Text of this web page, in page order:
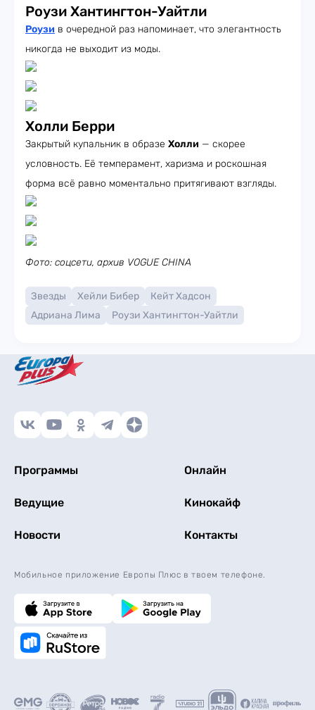
Роузи Хантингтон-Уайтли
Роузи в очередной раз напоминает, что элегантность
никогда не выходит из моды.
Холли Берри
Закрытый купальник в образе Холли — скорее
условность. Её темперамент, харизма и роскошная
форма всё равно моментально притягивают взгляды.
Фото: соцсети, архив VOGUE CHINA
Звезды Хейли Бибер
Кейт Хадсон
Адриана Лима
Роузи Хантингтон-Уайтли
Программы Онлайн
Ведущие Кинокайф
Новости Контакты
Мобильное приложение Европы Плюс в твоем телефоне.